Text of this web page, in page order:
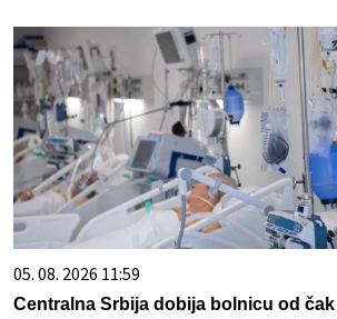
05. 08. 2026 11:59
Centralna Srbija dobija bolnicu od